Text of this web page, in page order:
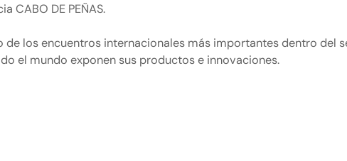
CABO DE PEÑAS.
de los encuentros internacionales más importantes dentro del
el mundo exponen sus productos e innovaciones.